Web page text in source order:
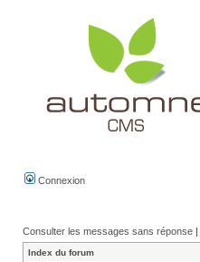
Connexion
Consulter les messages sans réponse |
Index du forum